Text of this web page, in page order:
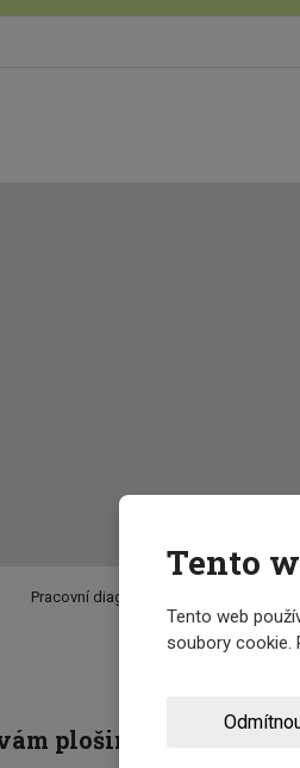
Pracovní diagram hydraulické plošiny
plošina MP 16?
Tento
Tento web
soubory cookie.